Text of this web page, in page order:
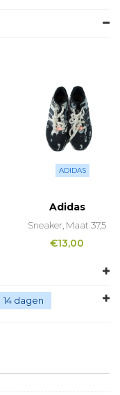
ADIDAS
Adidas
Sneaker, Maat 37,5
€13,00
14 dagen